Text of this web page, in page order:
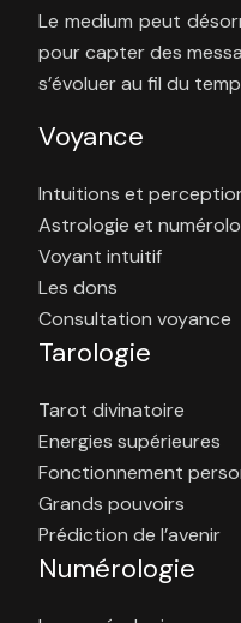
Le medium peut
pour capter des
s’évoluer au fil du
Voyance
Intuitions et
Astrologie et
Voyant intuitif
Les dons
Consultation voyance
Tarologie
Tarot divinatoire
Energies supérieures
Fonctionnement
Grands pouvoirs
Prédiction de l’avenir
Numérologie